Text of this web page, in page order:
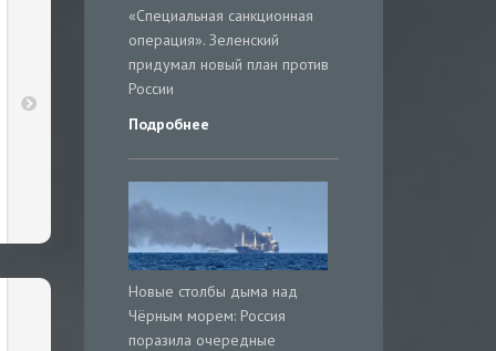
«Специальная санкционная
операция». Зеленский
придумал новый план против
России
Подробнее
Новые столбы дыма над
Чёрным морем: Россия
поразила очередные